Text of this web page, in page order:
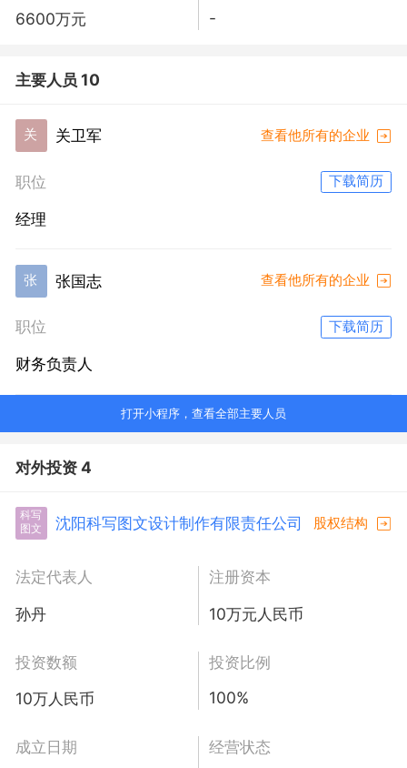
6600万元 -
主要人员 10
关 关卫军 查看他所有的企业
职位 下载简历
经理
张 张国志 查看他所有的企业
职位 下载简历
财务负责人
打开小程序，查看全部主要人员
对外投资 4
科写
图文
沈阳科写图文设计制作有限责任公司 股权结构
法定代表人
孙丹
注册资本
10万元人民币
投资数额
10万人民币
投资比例
100%
成立日期
经营状态